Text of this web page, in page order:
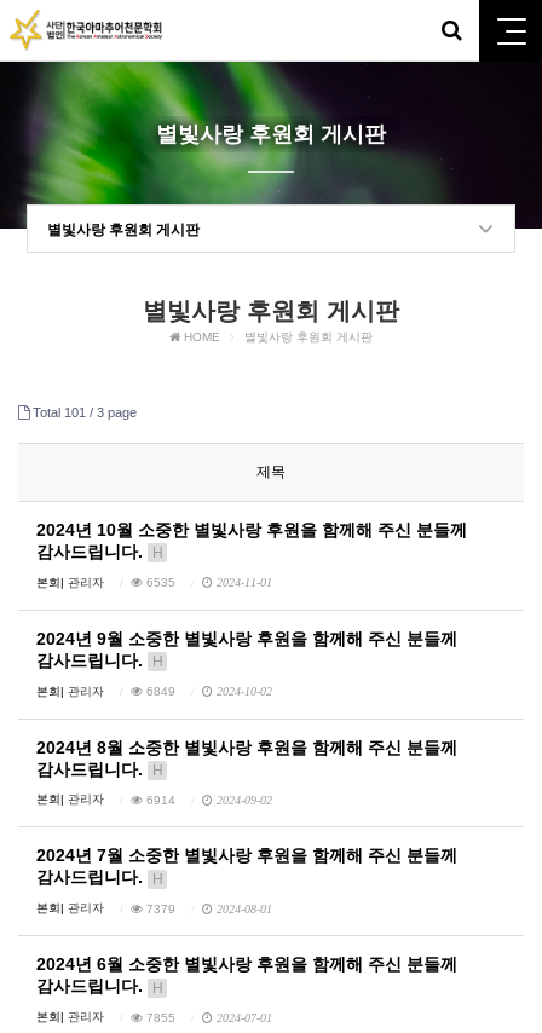
별빛사랑 후원회 게시판
별빛사랑 후원회 게시판
별빛사랑 후원회 게시판
HOME 별빛사랑 후원회 게시판
Total 101 / 3 page
제목
2024년 10월 소중한 별빛사랑 후원을 함께해 주신 분들께
감사드립니다.
H
본회| 관리자 6535 2024-11-01
2024년 9월 소중한 별빛사랑 후원을 함께해 주신 분들께
감사드립니다.
H
본회| 관리자 6849 2024-10-02
2024년 8월 소중한 별빛사랑 후원을 함께해 주신 분들께
감사드립니다.
H
본회| 관리자 6914 2024-09-02
2024년 7월 소중한 별빛사랑 후원을 함께해 주신 분들께
감사드립니다.
H
본회| 관리자 7379 2024-08-01
2024년 6월 소중한 별빛사랑 후원을 함께해 주신 분들께
감사드립니다.
H
본회| 관리자 7855 2024-07-01